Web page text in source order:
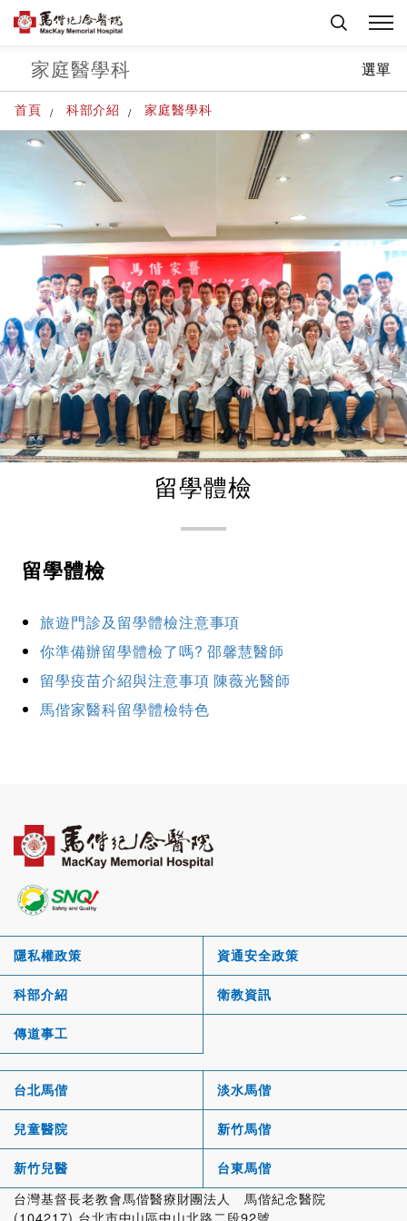
首頁 科部介紹 家庭醫學科
家庭醫學科 選單
留學體檢
留學體檢
旅遊門診及留學體檢注意事項
你準備辦留學體檢了嗎? 邵馨慧醫師
留學疫苗介紹與注意事項 陳薇光醫師
馬偕家醫科留學體檢特色
隱私權政策 資通安全政策
科部介紹 衛教資訊
傳道事工
台北馬偕 淡水馬偕
兒童醫院 新竹馬偕
新竹兒醫 台東馬偕
台灣基督長老教會馬偕醫療財團法人 馬偕紀念醫院
(104217) 台北市中山區中山北路二段92號